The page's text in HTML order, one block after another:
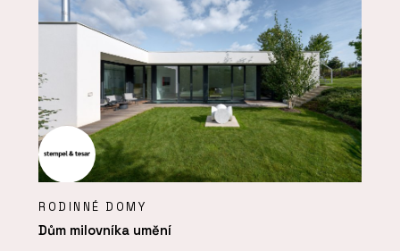
RODINNÉ DOMY
Dům milovníka umění